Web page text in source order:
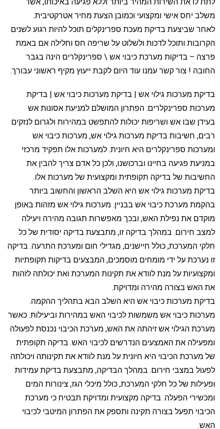
לתת לו את השירות המהיר ביותר וללא פגיעה באיכותו, אשר
משלב יחס אישי ומקצועי וכמובן הצעת מחיר אטרקטיבית.
לאחר שביצעת בדיקת מעכת ספרינקלים תוכל להיות רגוע לשנים
הקרובות ותוכל לדכות ולשלוט על שריפה חס וחלילה אם באמת
פרצה – בדיקות מערכת כיבוי אש \ ספרינקלרים הינה בגבר
החובה ! צור קשר עמנו עוד היום לקבת ייעוץ מקיף ראשוני עבורך.
בדיקת מערכות גילוי אש | בדיקת מערכות כיבוי אש | בדיקת
מערכות ספרינקלרים: הפתרון המושלם למניעת אסונות אש
בעידן שבו אש ושריפות יכולות להתפשט במהירות ולגרום לנזקים
רבים, חשיבות בדיקת מערכות גילוי אש, מערכות כיבוי אש
ומערכות ספרינקלרים היא חיונית. למערכות אלו תפקיד מרכזי
במניעת פגיעה בחיינו וברכושנו, ולכן כל אדם צריך להבין את
החשיבות של בדיקה תקופתית ומקצועית של מערכות אלו.
בדיקת מערכות גילוי אש היא השלב הראשון והחשוב ביותר
בהקמת מערכת כיבוי אש בבניין. מערכות גילוי אש מזהות באופן
מוקדם את נפילת האש, ובכך מאפשרות תגובה מהירה ויעילה
למצב חירום. במהלך בדיקה זו, מתבצעת בדיקה יסודית של כל
חלקי המערכת, כולל חיישנים, מגדילי חום ומערכת התרעה. בדיקה
זו נערכת על ידי מומחים מוסמכים, המבצעים בדיקות תקופתיות
ומקצועיות על מנת לוודא את תקינות המערכת ואת יכולתה לזהות
את האש בצורה מהירה ומדויקת.
בדיקת מערכות כיבוי אש היא השלב הבא בתהליך ההקמה.
מערכות כיבוי אש משמשות לכיבוי האש במהירות וביעילות. כאשר
מערכת הגילוי אש זיהתה את האש, מערכת הכיבוי נכנסת לפעולה
ומפעילה את האמצעים הנדרשים לכיבוי האש. בדיקה תקופתית
של מערכת הכיבוי היא חיונית על מנת לוודא את תקינותה ויכולתה
לפעול במצבי חירום. במהלך הבדיקה, מתבצעת בדיקת עמידות
ופעילות של כל חלקי המערכת, כולל מיכלי הגז, צינורות המים
ומכשירי הפעלה. בדיקה מקצועית ומדויקת תבטיח כי מערכת
הכיבוי תפעל בצורה תקינה ותספק את הפתרון המיטבי לכיבוי
האש.